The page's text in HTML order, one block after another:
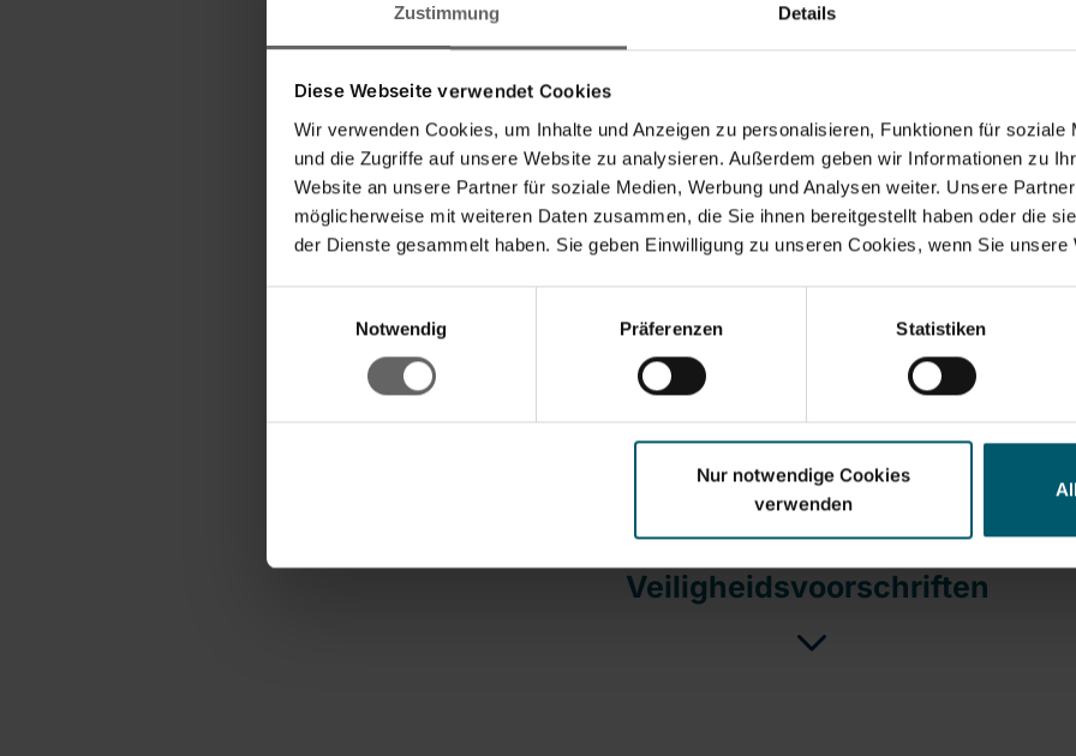
Zustimmung Details
Diese Webseite verwendet Cookies
Wir verwenden Cookies, um Inhalte und Anzeigen zu personalisieren, Funktionen für soziale
und die Zugriffe auf unsere Website zu analysieren. Außerdem geben wir Informationen zu
Website an unsere Partner für soziale Medien, Werbung und Analysen weiter. Unsere
möglicherweise mit weiteren Daten zusammen, die Sie ihnen bereitgestellt haben oder die
der Dienste gesammelt haben. Sie geben Einwilligung zu unseren Cookies, wenn Sie unsere
Notwendig
Präferenzen Statistiken
Nur notwendige Cookies
verwenden
Meer informatie
Voor het openen van flessen, het perforeren van blikken of om schroefdeksels op te
flesopener uit de ProLine-serie van Leifheit is het geen probleem. Want de
verkrijgbaar is in de onlineshop, beschikt over drie praktische functies. Voor een
het ovaal gevormde handvat. Zo kunnen kroonkurken heel makkelijk worden
de flesopener ook met zijn hoogwaardige materiaalcombinatie van zwart kunststof
bieropener een echt design-highlight in de keuken. Aan het handvat bevindt zich een
Kroonkurkopener is dankzij de hoogwaardige combinatie van zwart kunststof en
Met drie functies: flessen openen, schroefdeksels optillen en blikken perforeren
Ovaal handvat is prettig in gebruik
Met praktisch oog om op te hangen
Veiligheidsvoorschriften